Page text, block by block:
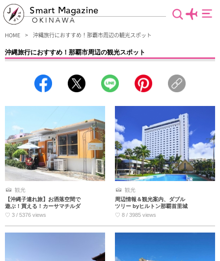
Smart Magazine
OKINAWA
HOME 沖縄旅行におすすめ！那覇市周辺の観光スポット
沖縄旅行におすすめ！那覇市周辺の観光スポット
訪れる那覇市では世界遺産「首里城」をはじめとする観光名所めぐりや、国際通り
や免税店でショッピング、もちろん海でのアクティビティも楽しめる！メジャース
観光
【沖縄子連れ旅】お洒落空間で
遊ぶ！買える！カーサマチルダ
♡ 3 / 5376 views
観光
周辺情報＆観光案内、ダブル
ツリー byヒルトン那覇首里城
♡ 8 / 3985 views